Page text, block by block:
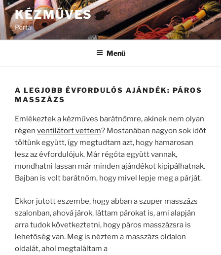
Tartalomhoz
KÉZMŰVES
Portál
Menü
A LEGJOBB ÉVFORDULÓS AJÁNDÉK: PÁROS
MASSZÁZS
Emlékeztek a kézműves barátnőmre, akinek nem olyan
régen ventilátort vettem? Mostanában nagyon sok időt
töltünk együtt, így megtudtam azt, hogy hamarosan
lesz az évfordulójuk. Már régóta együtt vannak,
mondhatni lassan már minden ajándékot kipipálhatnak.
Bajban is volt barátnőm, hogy mivel lepje meg a párját.
Ekkor jutott eszembe, hogy abban a szuper masszázs
szalonban, ahová járok, láttam párokat is, ami alapján
arra tudok következtetni, hogy páros masszázsra is
lehetőség van. Meg is néztem a masszázs oldalon
oldalát, ahol megtaláltam a